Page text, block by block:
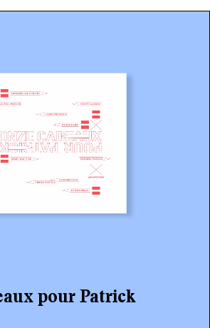
en résidence
performées
podcasts
portraits
pour Patrick